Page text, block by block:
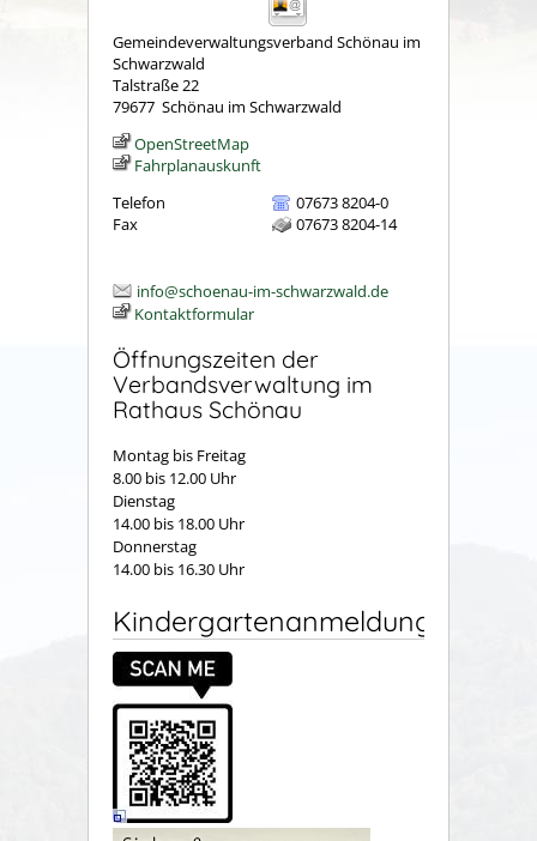
Gemeindeverwaltungsverband Schönau im
Schwarzwald
Talstraße 22
79677 Schönau im Schwarzwald
OpenStreetMap
Fahrplanauskunft
Telefon
07673 8204-0
Fax
07673 8204-14
info@schoenau-im-schwarzwald.de
Kontaktformular
Öffnungszeiten der
Verbandsverwaltung im
Rathaus Schönau
Montag bis Freitag
8.00 bis 12.00 Uhr
Dienstag
14.00 bis 18.00 Uhr
Donnerstag
14.00 bis 16.30 Uhr
Kindergartenanmeldung